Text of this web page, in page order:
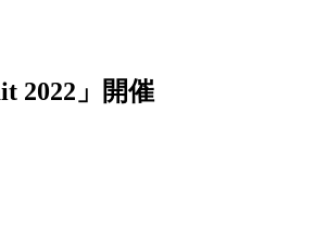
2022」開催